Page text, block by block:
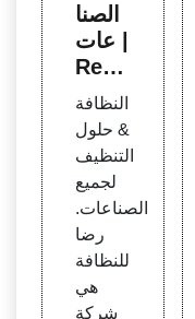
الصنا
عات |
Reza
Hygi
ene -
شريك
ك في
النظا
فة
النظافة
& حلول
التنظيف
لجميع
الصناعات.
رضا
للنظافة
هي
شركة